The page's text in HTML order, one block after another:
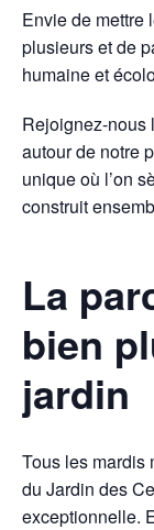
Envie de mettre
plusieurs et de
humaine et
Rejoignez-nous
autour de notre
unique où l’on
construit
La
bien
jardin
Tous les mardis
du Jardin des
exceptionnelle.